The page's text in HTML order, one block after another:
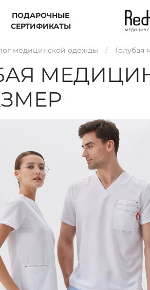
ПОДАРОЧНЫЕ
СЕРТИФИКАТЫ
медицинской одежды Голубая